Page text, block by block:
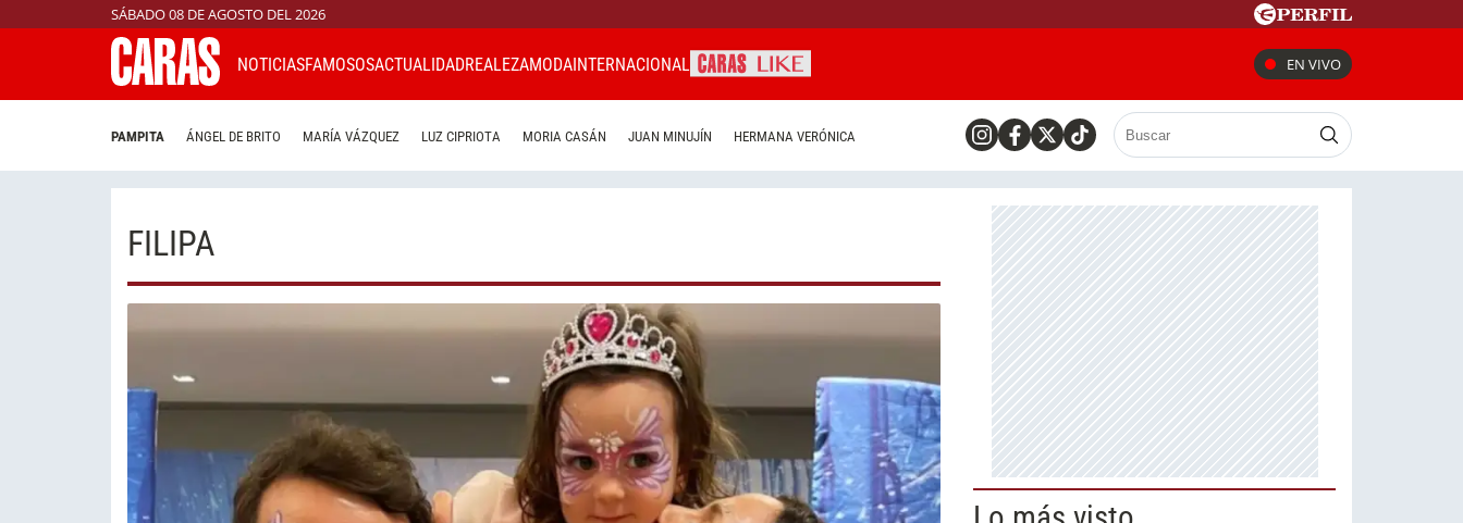
SÁBADO 08 DE AGOSTO DEL 2026
NOTICIASFAMOSOSACTUALIDADREALEZAMODAINTERNACIONAL EN VIVO
PAMPITA ÁNGEL DE BRITO MARÍA VÁZQUEZ LUZ CIPRIOTA MORIA CASÁN JUAN MINUJÍN HERMANA VERÓNICA
FILIPA